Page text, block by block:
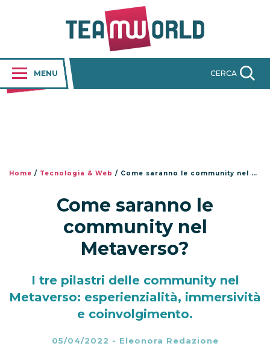
MENU CERCA
Home / Tecnologia & Web / Come saranno le community nel Metaverso?
Come saranno le
community nel
Metaverso?
I tre pilastri delle community nel
Metaverso: esperienzialità, immersività
e coinvolgimento.
05/04/2022 - Eleonora Redazione